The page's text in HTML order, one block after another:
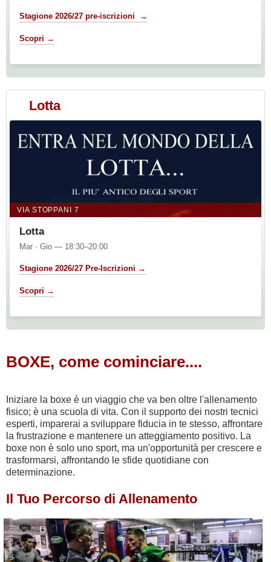
Stagione 2026/27 pre-iscrizioni →
Scopri →
Lotta
VIA STOPPANI 7
Lotta
Mar · Gio — 18:30–20:00
Stagione 2026/27 Pre-Iscrizioni →
Scopri →
BOXE, come cominciare....
Iniziare la boxe è un viaggio che va ben oltre l'allenamento
fisico; è una scuola di vita. Con il supporto dei nostri tecnici
esperti, imparerai a sviluppare fiducia in te stesso, affrontare
la frustrazione e mantenere un atteggiamento positivo. La
boxe non è solo uno sport, ma un'opportunità per crescere e
trasformarsi, affrontando le sfide quotidiane con
determinazione.
Il Tuo Percorso di Allenamento